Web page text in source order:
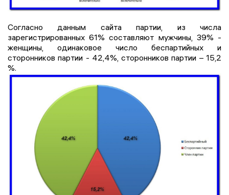
Согласно данным сайта партии, из числа
зарегистрированных 61% составляют мужчины, 39% -
женщины, одинаковое число беспартийных и
сторонников партии - 42,4%, сторонников партии – 15,2
%.